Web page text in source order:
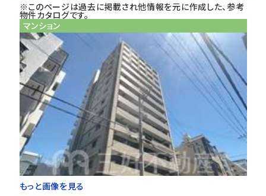
※このページは過去に掲載され他情報を元に作成した、参考
物件カタログです。
マンション
もっと画像を見る